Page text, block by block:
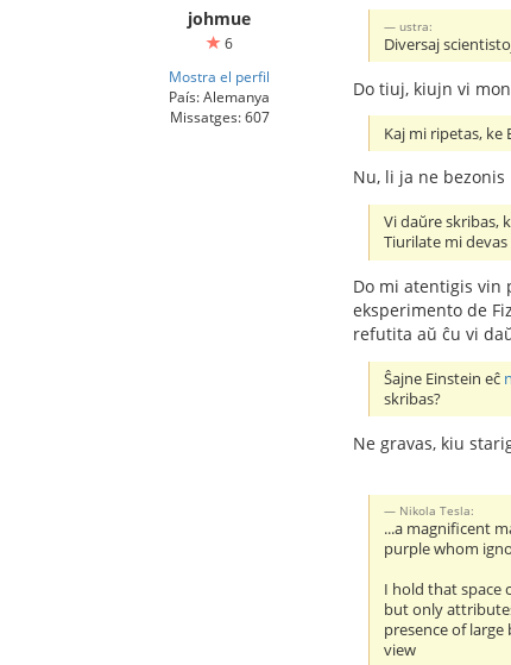
johmue
6
Mostra el perfil
País: Alemanya
Missatges: 607
ustra:
Diversaj
Do tiuj, kiujn vi
Kaj mi ripetas, ke
Nu, li ja ne
Vi daŭre skribas,
Tiurilate mi
Do mi atentigis vin
eksperimento de
refutita aŭ ĉu vi
Ŝajne Einstein eĉ
skribas?
Ne gravas, kiu
Nikola Tesla:
...a magnificent
purple whom
I hold that space
but only
presence of
view